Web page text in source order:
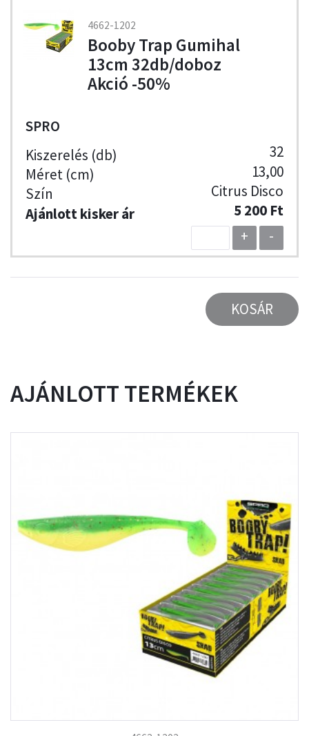
4662-1202
Booby Trap Gumihal
13cm 32db/doboz
Akció -50%
SPRO
32
13,00
Citrus Disco
5 200 Ft
+
-
KOSÁR
AJÁNLOTT TERMÉKEK